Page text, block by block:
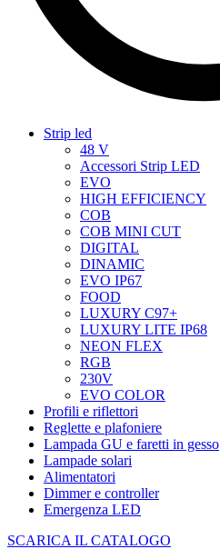
Strip led
48 V
Accessori Strip LED
EVO
HIGH EFFICIENCY
COB
COB MINI CUT
DIGITAL
DINAMIC
EVO IP67
FOOD
LUXURY C97+
LUXURY LITE IP68
NEON FLEX
RGB
230V
EVO COLOR
Profili e riflettori
Reglette e plafoniere
Lampada GU e faretti in gesso
Lampade solari
Alimentatori
Dimmer e controller
Emergenza LED
SCARICA IL CATALOGO